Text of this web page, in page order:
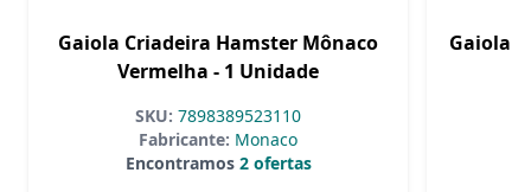
Gaiola Criadeira Hamster Mônaco
Vermelha - 1 Unidade
SKU: 7898389523110
Fabricante: Monaco
Encontramos2 ofertas
Gaiola